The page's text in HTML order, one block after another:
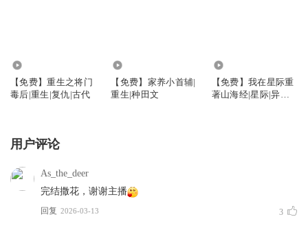
【免费】重生之将门
毒后|重生|复仇|古代
【免费】家养小首辅|
重生|种田文
【免费】我在星际重
著山海经|星际|异能|
用户评论
As_the_deer
完结撒花，谢谢主播
回复 2026-03-13 3